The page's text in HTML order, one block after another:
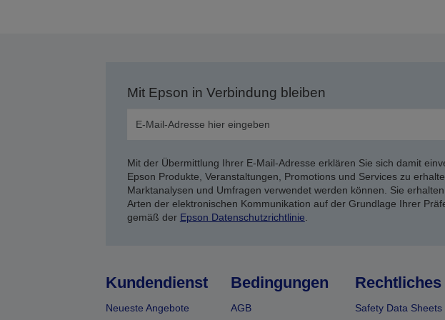
Mit Epson in Verbindung bleiben
Mit der Übermittlung Ihrer E-Mail-Adresse erklären Sie sich damit
Epson Produkte, Veranstaltungen, Promotions und Services zu
Marktanalysen und Umfragen verwendet werden können. Sie
Arten der elektronischen Kommunikation auf der Grundlage Ihrer
gemäß der Epson Datenschutzrichtlinie.
Kundendienst
Neueste Angebote
Bedingungen
AGB
Rechtliches
Safety Data Sheets